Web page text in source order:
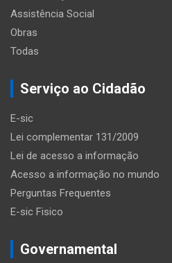
Assistência Social
Obras
Todas
Serviço ao Cidadão
E-sic
Lei complementar 131/2009
Lei de acesso a informação
Acesso a informação no mundo
Perguntas Frequentes
E-sic Fisico
Governamental